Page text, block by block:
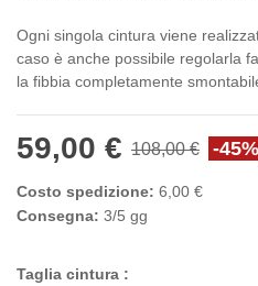
Ogni singola cintura viene
caso è anche possibile regolarla
la fibbia completamente
59,00 € 108,00 € -45%
Costo spedizione: 6,00 €
Consegna: 3/5 gg
Taglia cintura :